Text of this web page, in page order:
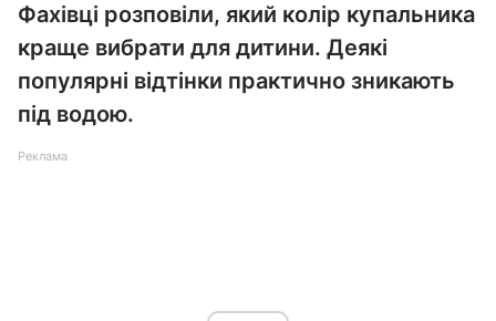
Фахівці розповіли, який колір купальника
краще вибрати для дитини. Деякі
популярні відтінки практично зникають
під водою.
Реклама